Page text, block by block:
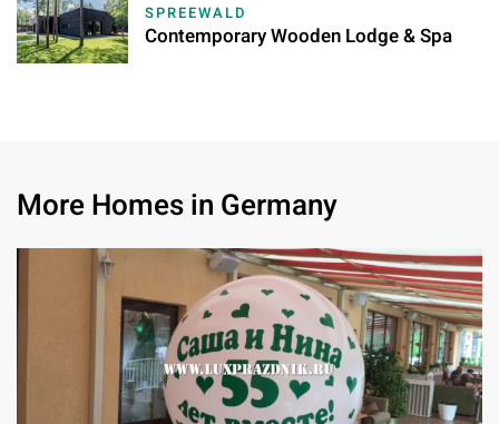
SPREEWALD
Contemporary Wooden Lodge & Spa
More Homes in Germany